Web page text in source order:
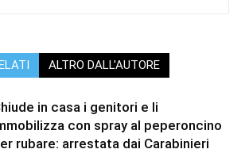
ALTRO DALL'AUTORE
in casa i genitori e li
con spray al peperoncino
rubare: arrestata dai Carabinieri